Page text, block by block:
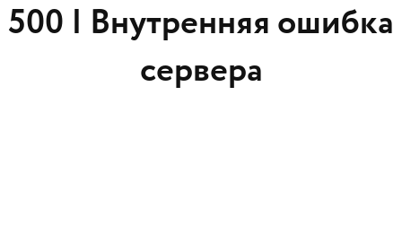
500 | Внутренняя ошибка
сервера